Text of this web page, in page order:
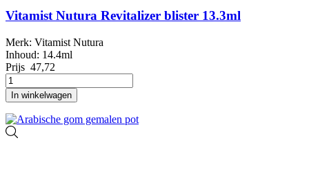
Vitamist Nutura Revitalizer blister 13.3ml
Merk: Vitamist Nutura
Inhoud: 14.4ml
Prijs 47,72
In winkelwagen